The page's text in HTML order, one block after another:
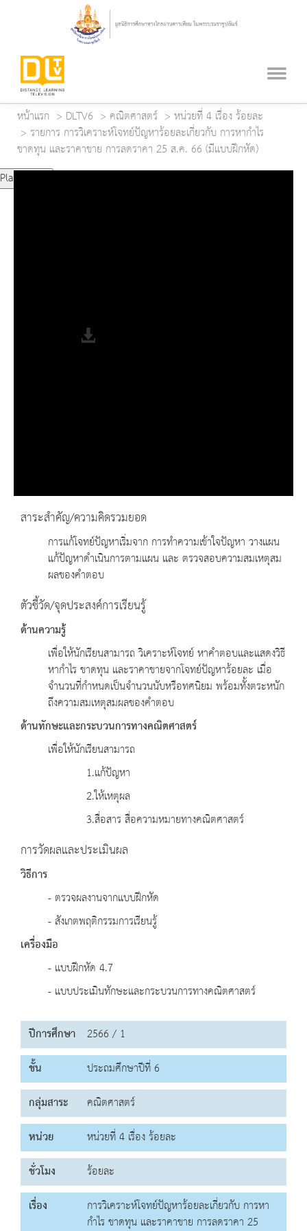
หน้าแรก DLTV6 คณิตศาสตร์
หน่วยที่ 4 เรื่อง ร้อยละ
รายการ การวิเคราะห์โจทย์ปัญหาร้อยละเกี่ยวกับ การหากำไร
ขาดทุน และราคาขาย การลดราคา 25 ส.ค. 66 (มีแบบฝึกหัด)
Play Video
สาระสำคัญ/ความคิดรวมยอด
การแก้โจทย์ปัญหาเริ่มจาก การทำความเข้าใจปัญหา วางแผน
แก้ปัญหาดำเนินการตามแผน และ ตรวจสอบความสมเหตุสม
ผลของคำตอบ
ตัวชี้วัด/จุดประสงค์การเรียนรู้
ด้านความรู้
เพื่อให้นักเรียนสามารถ วิเคราะห์โจทย์ หาคำตอบและแสดงวิธี
หากำไร ขาดทุน และราคาขายจากโจทย์ปัญหาร้อยละ เมื่อ
จำนวนที่กำหนดเป็นจำนวนนับหรือทศนิยม พร้อมทั้งตระหนัก
ถึงความสมเหตุสมผลของคำตอบ
ด้านทักษะและกระบวนการทางคณิตศาสตร์
เพื่อให้นักเรียนสามารถ
1.แก้ปัญหา
2.ให้เหตุผล
3.สื่อสาร สื่อความหมายทางคณิตศาสตร์
การวัดผลและประเมินผล
วิธีการ
- ตรวจผลงานจากแบบฝึกหัด
- สังเกตพฤติกรรมการเรียนรู้
เครื่องมือ
- แบบฝึกหัด 4.7
- แบบประเมินทักษะและกระบวนการทางคณิตศาสตร์
ปีการศึกษา 2566 / 1
ชั้น
ประถมศึกษาปีที่ 6
กลุ่มสาระ
คณิตศาสตร์
หน่วย
หน่วยที่ 4 เรื่อง ร้อยละ
ชั่วโมง
ร้อยละ
เรื่อง
การวิเคราะห์โจทย์ปัญหาร้อยละเกี่ยวกับ การหา
กำไร ขาดทุน และราคาขาย การลดราคา 25